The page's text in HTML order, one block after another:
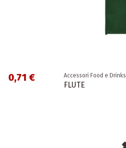
0,71 € Accessori Food e Drinks
FLUTE